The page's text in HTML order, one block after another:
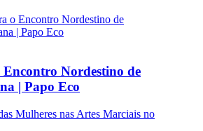
Encontro Nordestino de
| Papo Eco